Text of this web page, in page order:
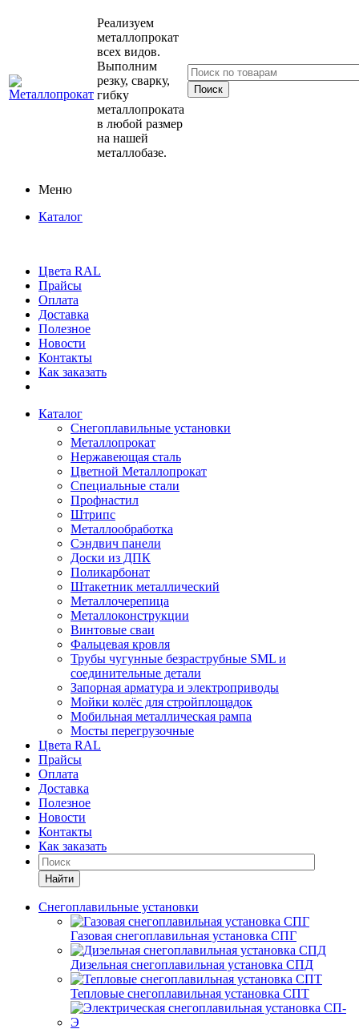
Реализуем
металлопрокат
всех видов.
Выполним
резку, сварку,
гибку
металлопроката
в любой размер
на нашей
металлобазе.
Меню
Каталог
Цвета RAL
Прайсы
Оплата
Доставка
Полезное
Новости
Контакты
Как заказать
Каталог
Снегоплавильные установки
Металлопрокат
Нержавеющая сталь
Цветной Металлопрокат
Специальные стали
Профнастил
Штрипс
Металлообработка
Сэндвич панели
Доски из ДПК
Поликарбонат
Штакетник металлический
Металлочерепица
Металлоконструкции
Винтовые сваи
Фальцевая кровля
Трубы чугунные безраструбные SML и
соединительные детали
Запорная арматура и электроприводы
Мойки колёс для стройплощадок
Мобильная металлическая рампа
Мосты перегрузочные
Цвета RAL
Прайсы
Оплата
Доставка
Полезное
Новости
Контакты
Как заказать
Найти
Снегоплавильные установки
Газовая снегоплавильная установка СПГ
Дизельная снегоплавильная установка СПД
Тепловые снегоплавильная установка СПТ